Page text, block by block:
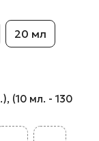
20 мл
(10 мл. - 130